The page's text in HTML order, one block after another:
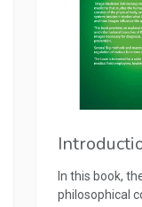
In this book,
philosophical